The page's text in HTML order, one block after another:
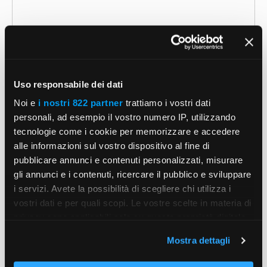
Uso responsabile dei dati
Noi e i nostri 822 partner trattiamo i vostri dati
personali, ad esempio il vostro numero IP, utilizzando
tecnologie come i cookie per memorizzare e accedere
alle informazioni sul vostro dispositivo al fine di
pubblicare annunci e contenuti personalizzati, misurare
gli annunci e i contenuti, ricercare il pubblico e sviluppare
i servizi. Avete la possibilità di scegliere chi utilizza i
vostri dati e per quali scopi. Le vostre scelte in materia di
modificare o revocare il proprio consenso in qualsiasi
momento dalla Dichiarazione sui cookie o facendo clic
Mostra dettagli
Email
Sito
web